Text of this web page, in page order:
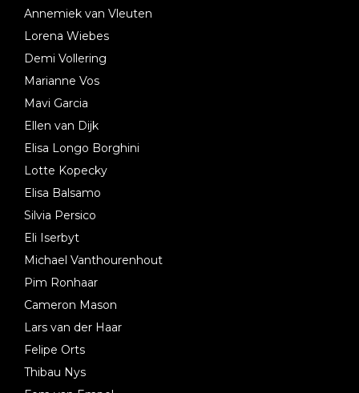
Annemiek van Vleuten
Lorena Wiebes
Demi Vollering
Marianne Vos
Mavi Garcia
Ellen van Dijk
Elisa Longo Borghini
Lotte Kopecky
Elisa Balsamo
Silvia Persico
Eli Iserbyt
Michael Vanthourenhout
Pim Ronhaar
Cameron Mason
Lars van der Haar
Felipe Orts
Thibau Nys